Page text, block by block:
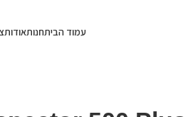
עמוד הביתחנותאודות